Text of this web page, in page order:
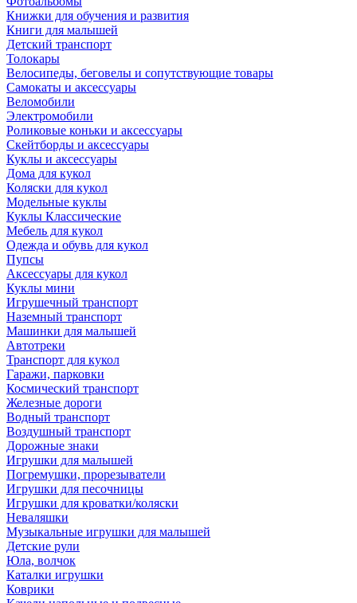
Книжки для обучения и развития
Книги для малышей
Детский транспорт
Толокары
Велосипеды, беговелы и сопутствующие товары
Самокаты и аксессуары
Веломобили
Электромобили
Роликовые коньки и аксессуары
Скейтборды и аксессуары
Куклы и аксессуары
Дома для кукол
Коляски для кукол
Модельные куклы
Куклы Классические
Мебель для кукол
Одежда и обувь для кукол
Пупсы
Аксессуары для кукол
Куклы мини
Игрушечный транспорт
Наземный транспорт
Машинки для малышей
Автотреки
Транспорт для кукол
Гаражи, парковки
Космический транспорт
Железные дороги
Водный транспорт
Воздушный транспорт
Дорожные знаки
Игрушки для малышей
Погремушки, прорезыватели
Игрушки для песочницы
Игрушки для кроватки/коляски
Неваляшки
Музыкальные игрушки для малышей
Детские рули
Юла, волчок
Каталки игрушки
Коврики